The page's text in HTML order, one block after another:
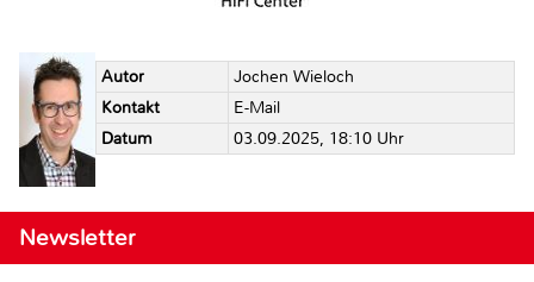
Autor
Jochen Wieloch
Kontakt
E-Mail
Datum
03.09.2025, 18:10 Uhr
Newsletter